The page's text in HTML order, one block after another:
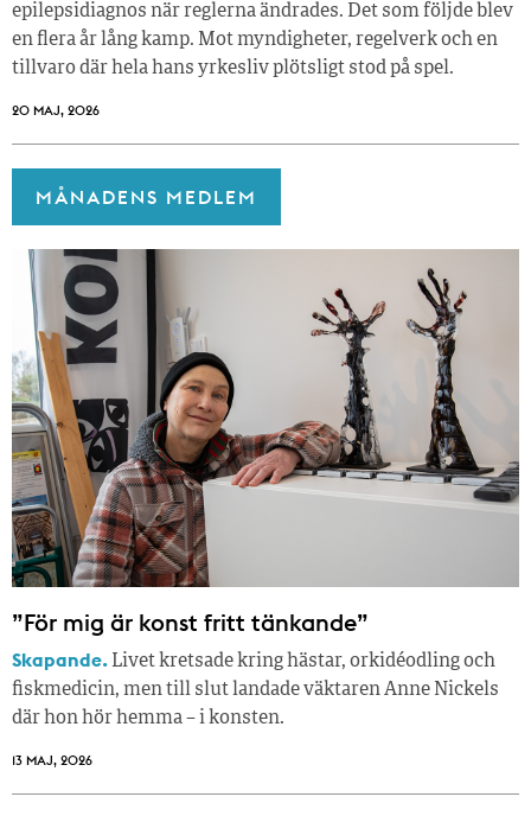
epilepsidiagnos när reglerna ändrades. Det som följde blev
en flera år lång kamp. Mot myndigheter, regelverk och en
tillvaro där hela hans yrkesliv plötsligt stod på spel.
20 MAJ, 2026
MÅNADENS MEDLEM
”För mig är konst fritt tänkande”
Skapande. Livet kretsade kring hästar, orkidéodling och
fiskmedicin, men till slut landade väktaren Anne Nickels
där hon hör hemma – i konsten.
13 MAJ, 2026